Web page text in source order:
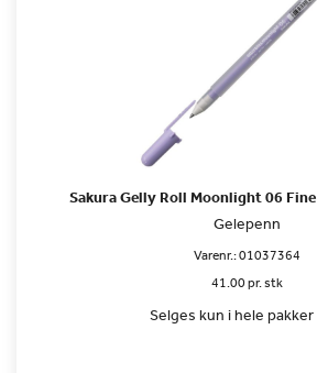
Sakura Gelly Roll Moonlight 06
Gelepenn
Varenr.:01037364
41.00 pr. stk
Selges kun i hele pakker